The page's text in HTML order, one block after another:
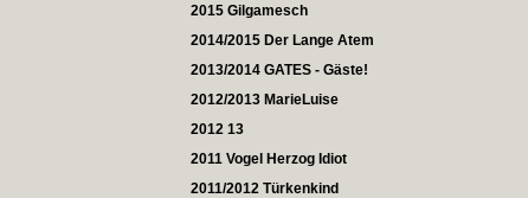
2015 Gilgamesch
2014/2015 Der Lange Atem
2013/2014 GATES - Gäste!
2012/2013 MarieLuise
2012 13
2011 Vogel Herzog Idiot
2011/2012 Türkenkind